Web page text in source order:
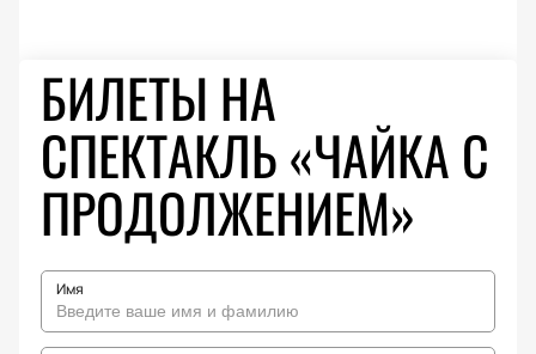
БИЛЕТЫ НА
СПЕКТАКЛЬ «ЧАЙКА С
ПРОДОЛЖЕНИЕМ»
Имя